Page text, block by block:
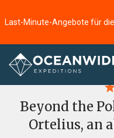
Startseite
Beyond the
Ortelius, an